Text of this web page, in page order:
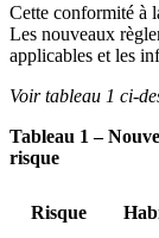
Cette conformité à
Les nouveaux
applicables et les
Voir tableau 1 ci-
Tableau 1 –
risque
Risque